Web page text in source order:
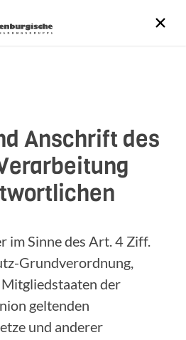
Anschrift des
im Sinne des Art. 4 Ziff.
Grundverordnung,
der
geltenden
und anderer